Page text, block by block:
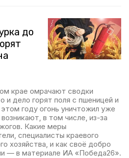
до
крае омрачают сводки
дело горят поля с пшеницей и
году огонь уничтожил уже
в том числе, из-за
Какие меры
специалисты краевого
хозяйства, и как своё добро
— в материале ИА «Победа26».